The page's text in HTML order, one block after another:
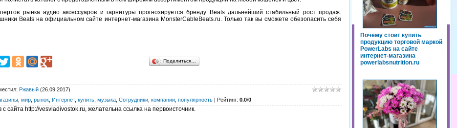
рынка аудио аксессуаров и гарнитуры прогнозируется бренду Beats дальнейший стабильный рост продаж.
Beats на официальном сайте интернет-магазина MonsterCableBeats.ru. Только так вы сможете обезопасить себя
Поделиться…
: Ржавый (26.09.2017)
мир рынок Интернет, купить музыка Сотрудники компании популярность | Рейтинг: 0.0/0
сайта http://vesvladivostok.ru, желательна ссылка на первоисточник.
Почему стоит купить
продукцию торговой маркой
PowerLabs на сайте
интернет-магазина
powerlabsnutrition.ru